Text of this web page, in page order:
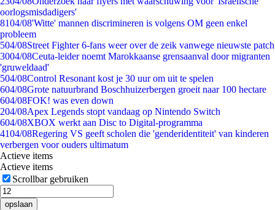
oorlogsmisdadigers'
8104/08'Witte' mannen discrimineren is volgens OM geen enkel
probleem
504/08Street Fighter 6-fans weer over de zeik vanwege nieuwste patch
3004/08Ceuta-leider noemt Marokkaanse grensaanval door migranten
'gruweldaad'
504/08Control Resonant kost je 30 uur om uit te spelen
604/08Grote natuurbrand Boschhuizerbergen groeit naar 100 hectare
604/08FOK! was even down
204/08Apex Legends stopt vandaag op Nintendo Switch
604/08XBOX werkt aan Disc to Digital-programma
4104/08Regering VS geeft scholen die 'genderidentiteit' van kinderen
verbergen voor ouders ultimatum
Actieve items
Actieve items
Scrollbar gebruiken
opslaan